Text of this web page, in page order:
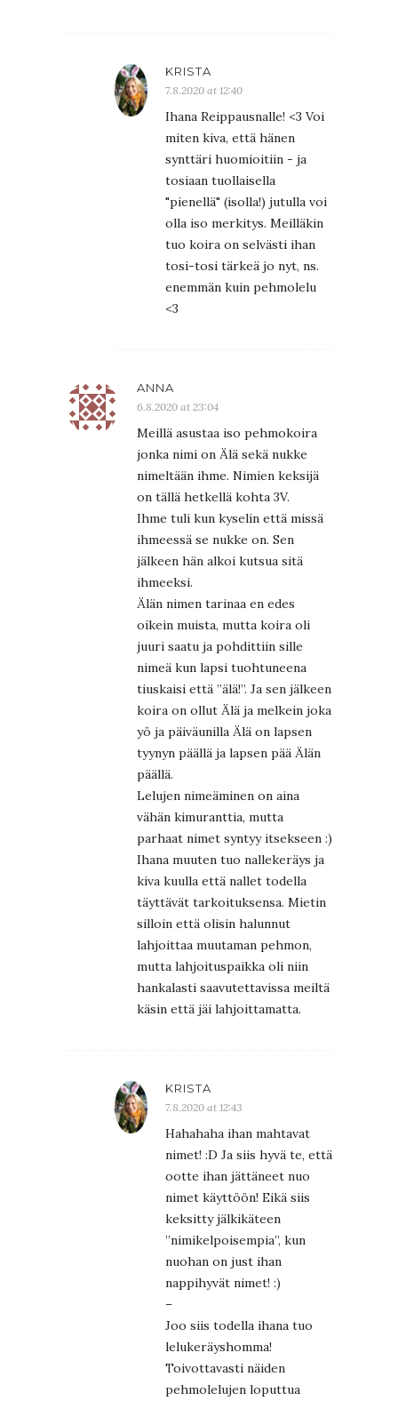
KRISTA
7.8.2020 at 12:40
Ihana Reippausnalle! <3 Voi
miten kiva, että hänen
synttäri huomioitiin - ja
tosiaan tuollaisella
"pienellä" (isolla!) jutulla voi
olla iso merkitys. Meilläkin
tuo koira on selvästi ihan
tosi-tosi tärkeä jo nyt, ns.
enemmän kuin pehmolelu
<3
ANNA
6.8.2020 at 23:04
Meillä asustaa iso pehmokoira
jonka nimi on Älä sekä nukke
nimeltään ihme. Nimien keksijä
on tällä hetkellä kohta 3V.
Ihme tuli kun kyselin että missä
ihmeessä se nukke on. Sen
jälkeen hän alkoi kutsua sitä
ihmeeksi.
Älän nimen tarinaa en edes
oikein muista, mutta koira oli
juuri saatu ja pohdittiin sille
nimeä kun lapsi tuohtuneena
tiuskaisi että ”älä!”. Ja sen jälkeen
koira on ollut Älä ja melkein joka
yö ja päiväunilla Älä on lapsen
tyynyn päällä ja lapsen pää Älän
päällä.
Lelujen nimeäminen on aina
vähän kimuranttia, mutta
parhaat nimet syntyy itsekseen :)
Ihana muuten tuo nallekeräys ja
kiva kuulla että nallet todella
täyttävät tarkoituksensa. Mietin
silloin että olisin halunnut
lahjoittaa muutaman pehmon,
mutta lahjoituspaikka oli niin
hankalasti saavutettavissa meiltä
käsin että jäi lahjoittamatta.
KRISTA
7.8.2020 at 12:43
Hahahaha ihan mahtavat
nimet! :D Ja siis hyvä te, että
ootte ihan jättäneet nuo
nimet käyttöön! Eikä siis
keksitty jälkikäteen
”nimikelpoisempia”, kun
nuohan on just ihan
nappihyvät nimet! :)
–
Joo siis todella ihana tuo
lelukeräyshomma!
Toivottavasti näiden
pehmolelujen loputtua